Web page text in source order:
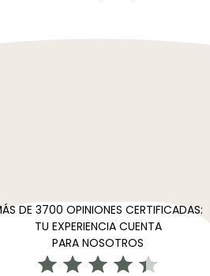
DE 3700 OPINIONES CERTIFICADAS:
TU EXPERIENCIA CUENTA
PARA NOSOTROS